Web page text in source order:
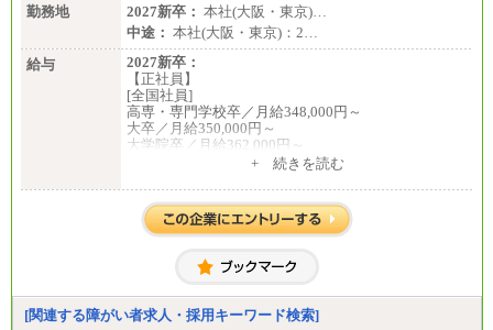
勤務地
2027新卒： 本社(大阪・東京)…
中途： 本社(大阪・東京)：2…
給与
2027新卒：
【正社員】
[全国社員]
高専・専門学校卒／月給348,000円～
大卒／月給350,000円～
大学院卒／月給362,000円～
[地域社員]月給295,000円～
【正社員】
[全国社員]月給348,000円～
[地域社員]月給295,000円～
【契約社員】月給200,000円～
+ 続きを読む
[関連する障がい者求人・採用キーワード検索]